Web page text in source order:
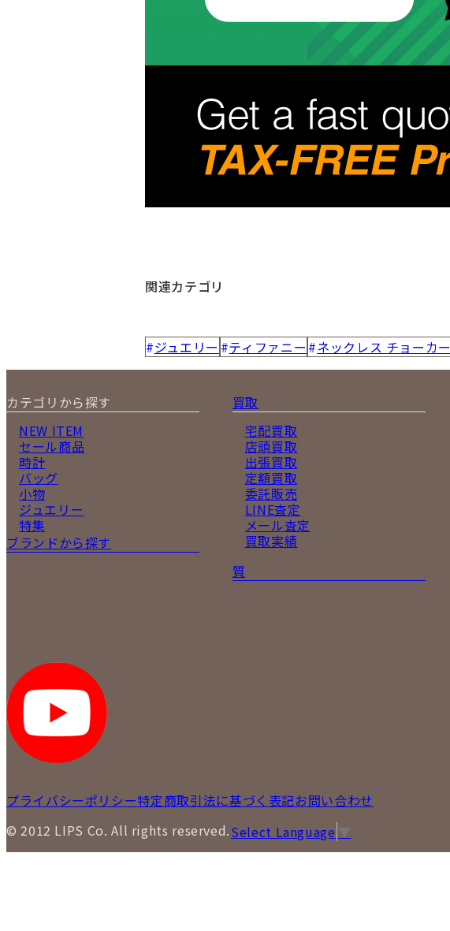
関連カテゴリ
ジュエリー ティファニー ネックレス チョーカー
カテゴリから探す
NEW ITEM
セール商品
時計
バッグ
小物
ジュエリー
特集
ブランドから探す
買取
宅配買取
店頭買取
出張買取
定額買取
委託販売
LINE査定
メール査定
買取実績
質
プライバシーポリシー特定商取引法に基づく表記お問い合わせ
© 2012 LIPS Co. All rights reserved.Select Language ▼